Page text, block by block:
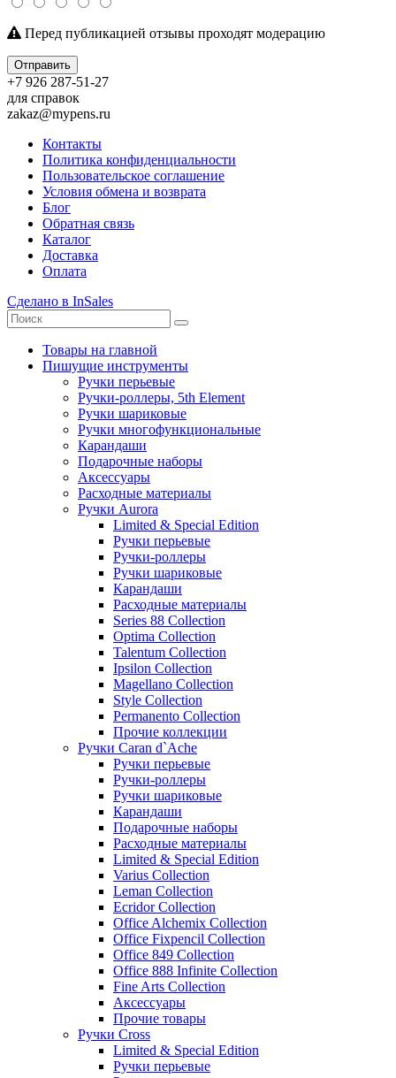
Перед публикацией отзывы проходят модерацию
Отправить
+7 926 287-51-27
для справок
zakaz@mypens.ru
Контакты
Политика конфиденциальности
Пользовательское соглашение
Условия обмена и возврата
Блог
Обратная связь
Каталог
Доставка
Оплата
Сделано в InSales
Товары на главной
Пишущие инструменты
Ручки перьевые
Ручки-роллеры, 5th Element
Ручки шариковые
Ручки многофункциональные
Карандаши
Подарочные наборы
Аксессуары
Расходные материалы
Ручки Aurora
Limited & Special Edition
Ручки перьевые
Ручки-роллеры
Ручки шариковые
Карандаши
Расходные материалы
Series 88 Collection
Optima Collection
Talentum Collection
Ipsilon Collection
Magellano Collection
Style Collection
Permanento Collection
Прочие коллекции
Ручки Caran d`Ache
Ручки перьевые
Ручки-роллеры
Ручки шариковые
Карандаши
Подарочные наборы
Расходные материалы
Limited & Special Edition
Varius Collection
Leman Collection
Ecridor Collection
Office Alchemix Collection
Office Fixpencil Collection
Office 849 Collection
Office 888 Infinite Collection
Fine Arts Collection
Аксессуары
Прочие товары
Ручки Cross
Limited & Special Edition
Ручки перьевые